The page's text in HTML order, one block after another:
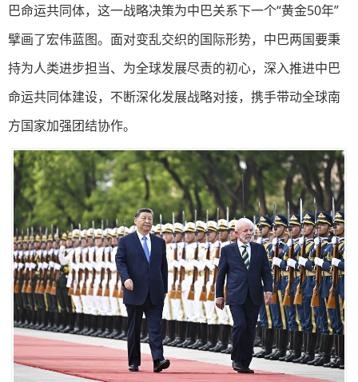
巴命运共同体，这一战略决策为中巴关系下一个“黄金50年”
擘画了宏伟蓝图。面对变乱交织的国际形势，中巴两国要秉
持为人类进步担当、为全球发展尽责的初心，深入推进中巴
命运共同体建设，不断深化发展战略对接，携手带动全球南
方国家加强团结协作。